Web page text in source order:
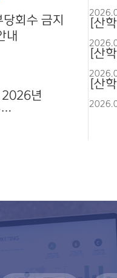
업 시행계획 공고
회수 금지
내
2026년
[산